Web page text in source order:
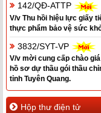
142/QĐ-ATTP
V/v Thu hồi hiệu lực giấy
thực phẩm bảo vệ sức
3832/SYT-VP
V/v mời cung cấp chào
hồ sơ dự thầu gói thầu
tỉnh Tuyên Quang.
Hộp thư điện tử